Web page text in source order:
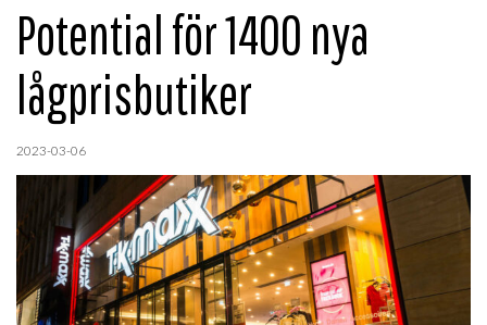
Potential för 1400 nya
lågprisbutiker
2023-03-06